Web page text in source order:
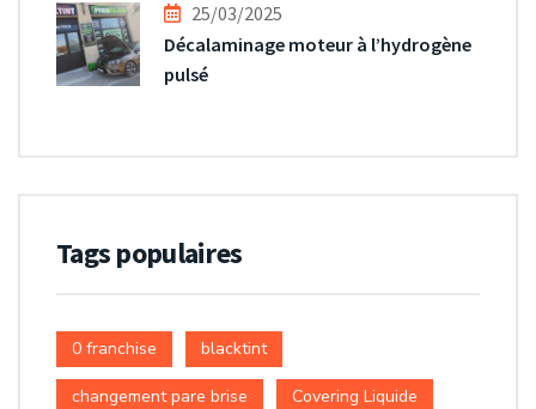
25/03/2025
Décalaminage moteur à l’hydrogène
pulsé
Tags populaires
0 franchise blacktint
changement pare brise Covering Liquide